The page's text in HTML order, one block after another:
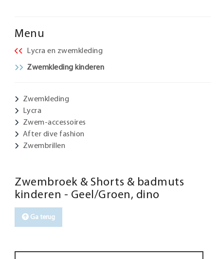
Menu
Lycra en zwemkleding
Zwemkleding kinderen
Zwemkleding
Lycra
Zwem-accessoires
After dive fashion
Zwembrillen
Zwembroek & Shorts & badmuts
kinderen - Geel/Groen, dino
Ga terug